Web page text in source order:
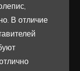
В отличие